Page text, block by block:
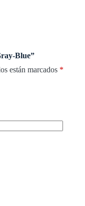
Blue”
están marcados *